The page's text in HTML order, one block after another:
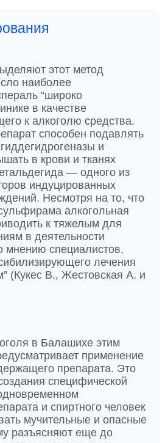
этот метод
наиболее
“широко
в качестве
к алкоголю средства.
способен подавлять
и
в крови и тканях
— одного из
индуцированных
Несмотря на то, что
алкогольная
к тяжелым для
в деятельности
мнению специалистов,
лечения
(Кукес В., Жестовская А. и
в Балашихе этим
применение
препарата. Это
специфической
и спиртного человек
мучительные и опасные
разъясняют еще до